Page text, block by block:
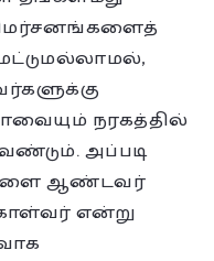
நரகத்தில்
அப்படி
ஆண்டவர்
என்று